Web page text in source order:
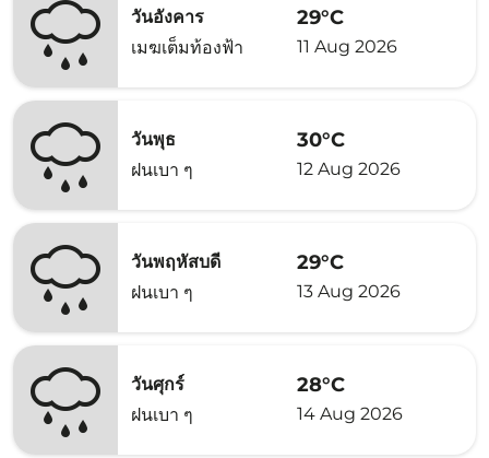
วันอังคาร
เมฆเต็มท้องฟ้า
29°C
11 Aug 2026
วันพุธ
ฝนเบา ๆ
30°C
12 Aug 2026
วันพฤหัสบดี
ฝนเบา ๆ
29°C
13 Aug 2026
วันศุกร์
ฝนเบา ๆ
28°C
14 Aug 2026